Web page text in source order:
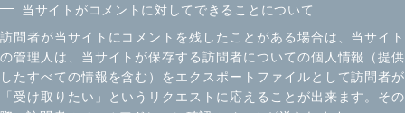
当サイトがコメントに対してできることについて
訪問者が当サイトにコメントを残したことがある場合は、当サイト
の管理人は、当サイトが保存する訪問者についての個人情報（提供
したすべての情報を含む）をエクスポートファイルとして訪問者が
「受け取りたい」というリクエストに応えることが出来ます。その